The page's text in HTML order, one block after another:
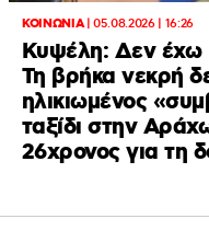
ΚΟΙΝΩΝΙΑ|05.08.2026 | 16:26
Κυψέλη: Δεν έχω
Τη βρήκα νεκρή
ηλικιωμένος
ταξίδι στην
26χρονος για τη